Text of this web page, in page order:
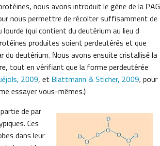
nous avons introduit le gène de la PAG
nous permettre de récolter suffisamment de
(qui contient du deutérium au lieu d
produites soient perdeutérés et que
deutérium. Nous avons ensuite cristallisé la
tout en vérifiant que la forme perdeutérée
2009, et Blattmann & Sticher, 2009, pour
essayer vous-mêmes.)
de par
Ces
dans leur